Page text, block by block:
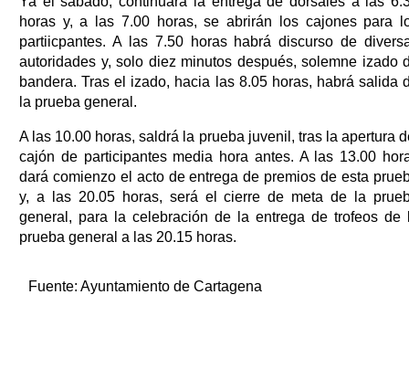
horas y, a las 7.00 horas, se abrirán los cajones para
partiicpantes. A las 7.50 horas habrá discurso de
autoridades y, solo diez minutos después, solemne izado
bandera. Tras el izado, hacia las 8.05 horas, habrá salida
la prueba general.
A las 10.00 horas, saldrá la prueba juvenil, tras la apertura
cajón de participantes media hora antes. A las 13.00
dará comienzo el acto de entrega de premios de esta
y, a las 20.05 horas, será el cierre de meta de la
general, para la celebración de la entrega de trofeos de
prueba general a las 20.15 horas.
Fuente: Ayuntamiento de Cartagena